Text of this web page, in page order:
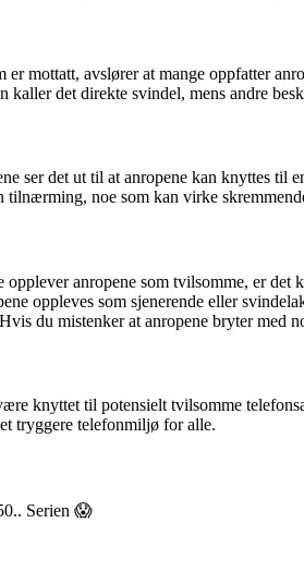
er mottatt, avslører at mange oppfatter
det direkte svindel, mens andre
ser det ut til at anropene kan knyttes
tilnærming, noe som kan virke
opplever anropene som tvilsomme, er
oppleves som sjenerende eller
Hvis du mistenker at anropene bryter med
knyttet til potensielt tvilsomme
tryggere telefonmiljø for alle.
Serien 😱